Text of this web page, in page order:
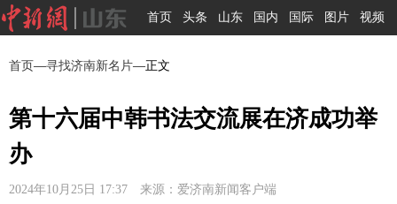
首页 头条 山东 国内 国际 图片 视频
首页—寻找济南新名片—正文
第十六届中韩书法交流展在济成功举
办
2024年10月25日 17:37 来源：爱济南新闻客户端